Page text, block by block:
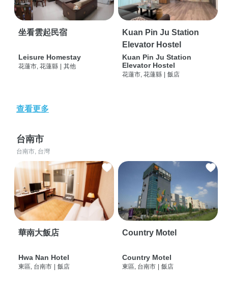
坐看雲起民宿
Leisure Homestay
花蓮市, 花蓮縣 其他
Kuan Pin Ju Station
Elevator Hostel
Kuan Pin Ju Station
Elevator Hostel
花蓮市, 花蓮縣 飯店
查看更多
台南市
台南市, 台灣
華南大飯店
Hwa Nan Hotel
東區, 台南市 | 飯店
Country Motel
Country Motel
東區, 台南市 | 飯店